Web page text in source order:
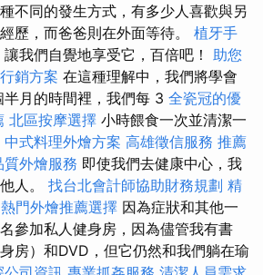
不同的發生方式，有多少人喜歡與另
歷，而爸爸則在外面等待。 植牙手
我們自覺地享受它，百倍吧！ 助您
銷方案 在這種理解中，我們將學會
月的時間裡，我們每 3 全瓷冠的優
北區按摩選擇 小時餵食一次並清潔一
中式料理外燴方案 高雄徵信服務 推薦
質外燴服務 即使我們去健康中心，我
人。 找台北會計師協助財務規劃 精
熱門外燴推薦選擇 因為症狀和其他一
參加私人健身房，因為儘管我有書
房）和DVD，但它仍然和我們躺在瑜